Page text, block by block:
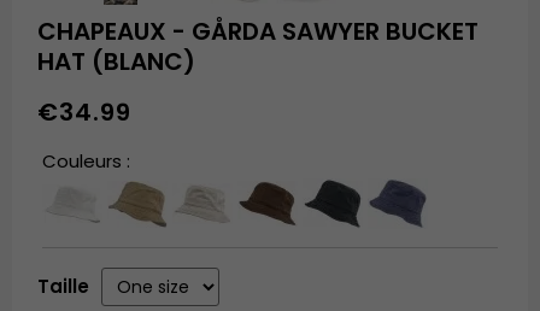
CHAPEAUX - GÅRDA SAWYER BUCKET
HAT (BLANC)
€34.99
Couleurs :
Taille